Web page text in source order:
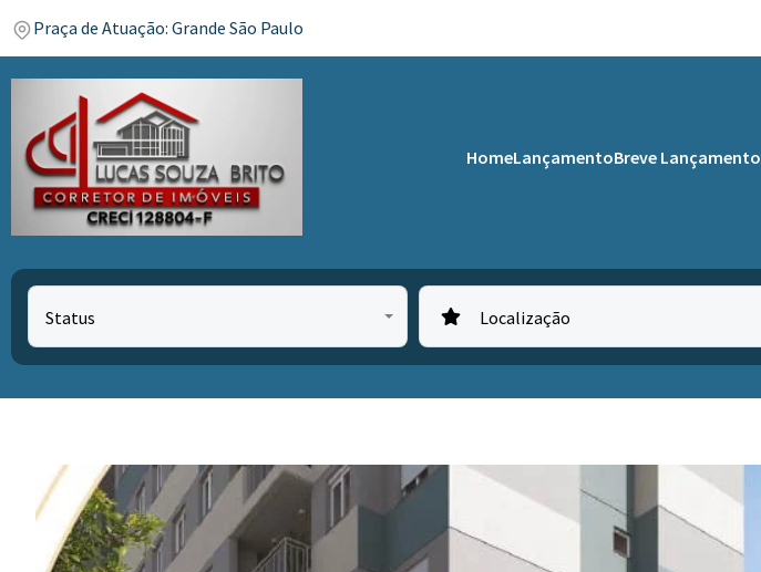
Praça de Atuação: Grande São Paulo
HomeLançamentoBreve Lançamento
Status Localização